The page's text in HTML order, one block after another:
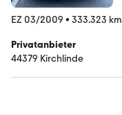
EZ 03/2009 • 333.323 km
Privatanbieter
44379 Kirchlinde